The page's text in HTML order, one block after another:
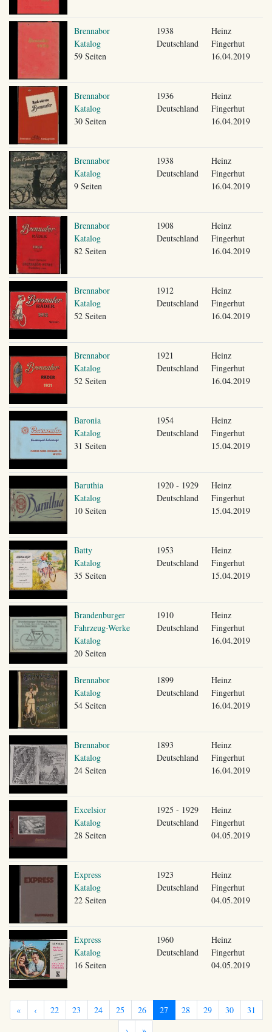
Brennabor
Katalog
59 Seiten
1938
Deutschland
Heinz
Fingerhut
16.04.2019
Brennabor
Katalog
30 Seiten
1936
Deutschland
Heinz
Fingerhut
16.04.2019
Brennabor
Katalog
9 Seiten
1938
Deutschland
Heinz
Fingerhut
16.04.2019
Brennabor
Katalog
82 Seiten
1908
Deutschland
Heinz
Fingerhut
16.04.2019
Brennabor
Katalog
52 Seiten
1912
Deutschland
Heinz
Fingerhut
16.04.2019
Brennabor
Katalog
52 Seiten
1921
Deutschland
Heinz
Fingerhut
16.04.2019
Baronia
Katalog
31 Seiten
1954
Deutschland
Heinz
Fingerhut
15.04.2019
Baruthia
Katalog
10 Seiten
1920 - 1929
Deutschland
Heinz
Fingerhut
15.04.2019
Batty
Katalog
35 Seiten
1953
Deutschland
Heinz
Fingerhut
15.04.2019
Brandenburger
Fahrzeug-Werke
Katalog
20 Seiten
1910
Deutschland
Heinz
Fingerhut
16.04.2019
Brennabor
Katalog
54 Seiten
1899
Deutschland
Heinz
Fingerhut
16.04.2019
Brennabor
Katalog
24 Seiten
1893
Deutschland
Heinz
Fingerhut
16.04.2019
Excelsior
Katalog
28 Seiten
1925 - 1929
Deutschland
Heinz
Fingerhut
04.05.2019
Express
Katalog
22 Seiten
1923
Deutschland
Heinz
Fingerhut
04.05.2019
Express
Katalog
16 Seiten
1960
Deutschland
Heinz
Fingerhut
04.05.2019
« ‹ 22 23 24 25 26 27 28 29 30
31
›
»